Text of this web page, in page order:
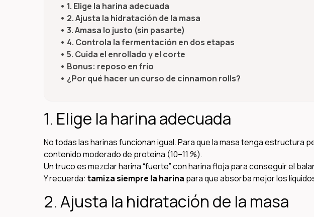
1. Elige la harina adecuada
2. Ajusta la hidratación de la masa
3. Amasa lo justo (sin pasarte)
4. Controla la fermentación en dos etapas
5. Cuida el enrollado y el corte
Bonus: reposo en frío
¿Por qué hacer un curso de cinnamon rolls?
1. Elige la harina adecuada
No todas las harinas funcionan igual. Para que la masa tenga estructura
contenido moderado de proteína (10–11 %).
Un truco es mezclar harina “fuerte” con harina floja para conseguir el
Y recuerda: tamiza siempre la harina para que absorba mejor los
2. Ajusta la hidratación de la masa